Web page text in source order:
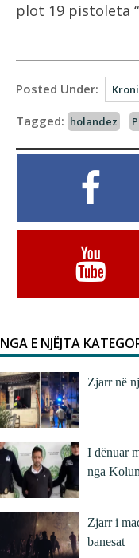
plot 19 pistoleta
Posted Under:
Tagged: holandez
NGA E NJËJTA
Zjarr në
I dënuar
nga
Zjarr i
banesat